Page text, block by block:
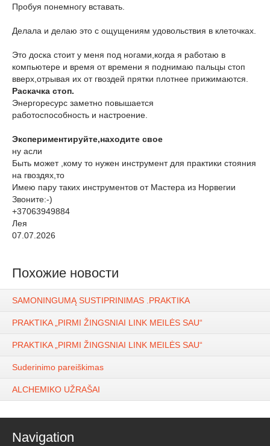
Пробуя понемногу вставать.
Делала и делаю это с ощущениям удовольствия в клеточках.
Это доска стоит у меня под ногами,когда я работаю в
компьютере и время от времени я поднимаю пальцы стоп
вверх,отрывая их от гвоздей прятки плотнее прижимаются.
Раскачка стоп.
Энергоресурс заметно повышается
работоспособность и настроение.
Экспериментируйте,находите свое
ну асли
Быть может ,кому то нужен инструмент для практики стояния
на гвоздях,то
Имею пару таких инструментов от Мастера из Норвегии
Звоните:-)
+37063949884
Лея
07.07.2026
Похожие новости
SAMONINGUMĄ SUSTIPRINIMAS .PRAKTIKA
PRAKTIKA „PIRMI ŽINGSNIAI LINK MEILĖS SAU“
PRAKTIKA „PIRMI ŽINGSNIAI LINK MEILĖS SAU“
Suderinimo pareiškimas
ALCHEMIKO UŽRAŠAI
Navigation